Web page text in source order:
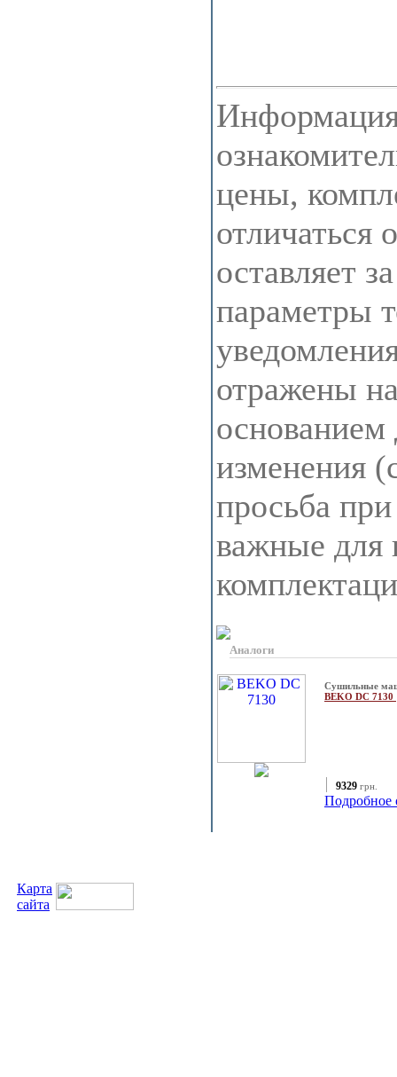
Информация
цены,
отличаться
оставляет
параметры
отражены
основанием
изменения
просьба
важные для
Аналоги
Сушильные
BEKO DC 7130
9329 грн.
Подробное
Карта
сайта